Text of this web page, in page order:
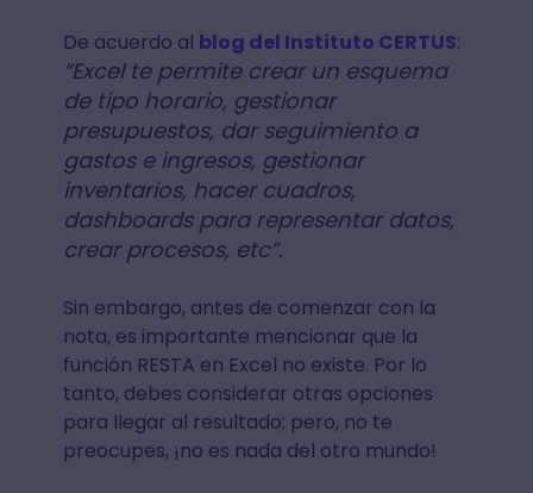
De acuerdo al blog del Instituto CERTUS:
“Excel te permite crear un esquema
de tipo horario, gestionar
presupuestos, dar seguimiento a
gastos e ingresos, gestionar
inventarios, hacer cuadros,
dashboards para representar datos,
crear procesos, etc”.
Sin embargo, antes de comenzar con la
nota, es importante mencionar que la
función RESTA en Excel no existe. Por lo
tanto, debes considerar otras opciones
para llegar al resultado; pero, no te
preocupes, ¡no es nada del otro mundo!